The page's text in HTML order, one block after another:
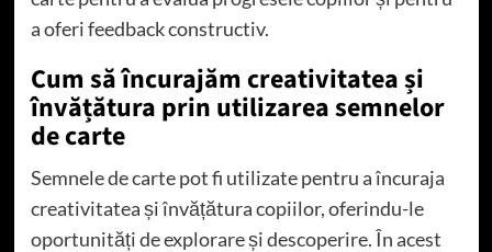
a oferi feedback constructiv.
Cum să încurajăm creativitatea și
învățătura prin utilizarea semnelor
de carte
Semnele de carte pot fi utilizate pentru a încuraja
creativitatea și învățătura copiilor, oferindu-le
oportunități de explorare și descoperire. În acest